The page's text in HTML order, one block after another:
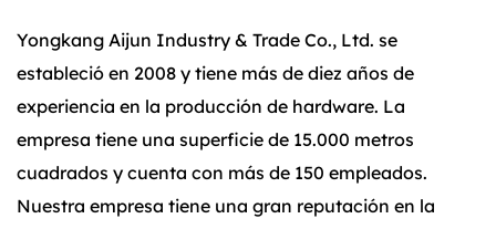
Yongkang Aijun Industry & Trade Co., Ltd. se
estableció en 2008 y tiene más de diez años de
experiencia en la producción de hardware. La
empresa tiene una superficie de 15.000 metros
cuadrados y cuenta con más de 150 empleados.
Nuestra empresa tiene una gran reputación en la